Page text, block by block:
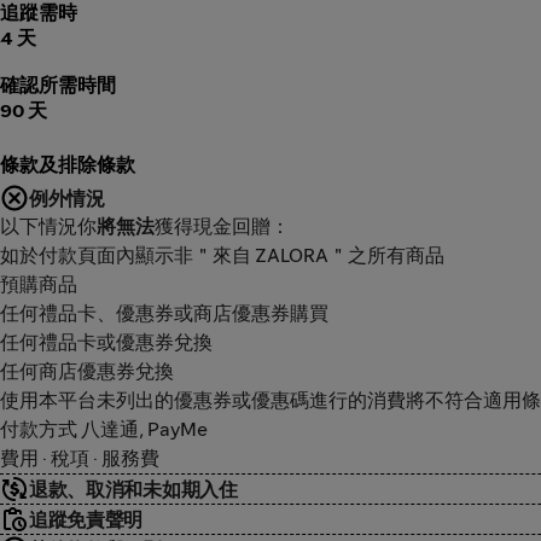
追蹤需時
4 天
確認所需時間
90 天
條款及排除條款
例外情況
以下情況你將無法獲得現金回贈：
如於付款頁面內顯示非＂來自 ZALORA＂之所有商品
預購商品
任何禮品卡、優惠券或商店優惠券購買
任何禮品卡或優惠券兌換
任何商店優惠券兌換
使用本平台未列出的優惠券或優惠碼進行的消費將不符合適用
付款方式 八達通, PayMe
費用 · 稅項 · 服務費
退款、取消和未如期入住
追蹤免責聲明